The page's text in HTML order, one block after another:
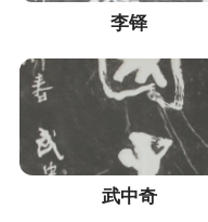
李铎
武中奇